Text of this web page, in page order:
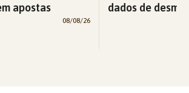
apostas
08/08/26
dados de